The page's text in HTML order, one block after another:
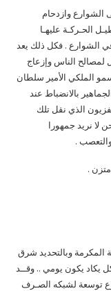
الشوارع وازدحام
الحـركـة عليهـا
الشوارع . فكل ذلك يعد
لمصالح الناس وإزعاج
الملكي الأمير سلطان
بالانضباط عند
الذي نقل تلك
لا نريد جمهورا
.
.
المكرمة وبالتحديد شرق
يكون يومي .. وقــد
توسعة لشبكه الصـرف